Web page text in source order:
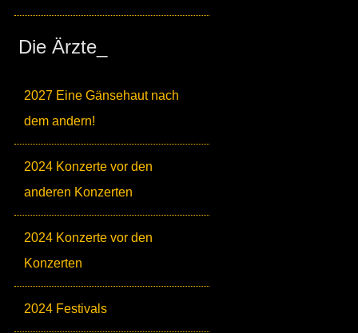
Die Ärzte_
2027 Eine Gänsehaut nach
dem andern!
2024 Konzerte vor den
anderen Konzerten
2024 Konzerte vor den
Konzerten
2024 Festivals